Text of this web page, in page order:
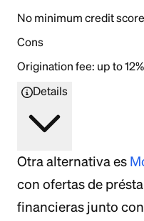
No minimum credit
Cons
Origination fee: up to 12%
Details
Otra alternativa es
con ofertas de
financieras junto